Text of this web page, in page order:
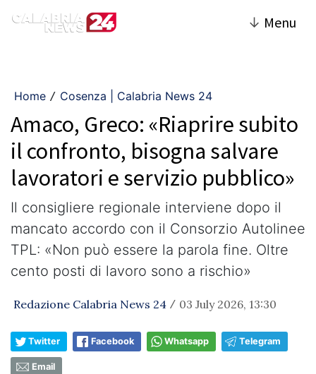
↓ Menu
Home / Cosenza | Calabria News 24
Amaco, Greco: «Riaprire subito
il confronto, bisogna salvare
lavoratori e servizio pubblico»
Il consigliere regionale interviene dopo il
mancato accordo con il Consorzio Autolinee
TPL: «Non può essere la parola fine. Oltre
cento posti di lavoro sono a rischio»
Redazione Calabria News 24 / 03 July 2026, 13:30
Twitter Facebook Whatsapp Telegram
Email